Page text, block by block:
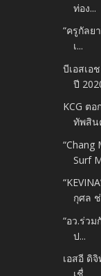
ท่อง...
“ครูกัลย
เ...
บีเอสเอ
ปี
KCG ต
ทัพสิน
“Chang
Surf
กุศล ช่
“อว.ร่ว
ป...
เอสอี ดิ